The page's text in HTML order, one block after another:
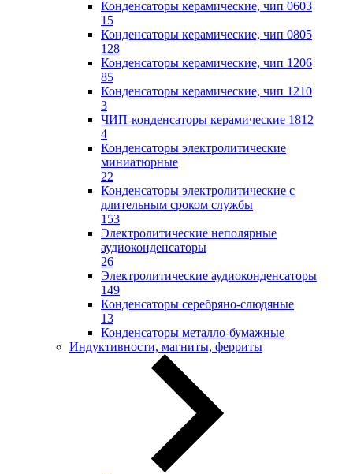
Конденсаторы керамические, чип 0603
15
Конденсаторы керамические, чип 0805
128
Конденсаторы керамические, чип 1206
85
Конденсаторы керамические, чип 1210
3
ЧИП-конденсаторы керамические 1812
4
Конденсаторы электролитические
миниатюрные
22
Конденсаторы электролитические с
длительным сроком службы
153
Электролитические неполярные
аудиоконденсаторы
26
Электролитические аудиоконденсаторы
149
Конденсаторы серебряно-слюдяные
13
Конденсаторы металло-бумажные
Индуктивности, магниты, ферриты